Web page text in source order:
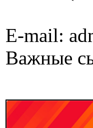
E-mail:
Важные